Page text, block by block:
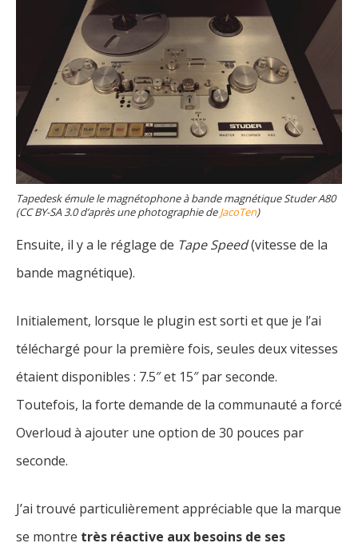
Tapedesk émule le magnétophone à bande magnétique Studer A80
(CC BY-SA 3.0 d’après une photographie deJacoTen)
Ensuite, il y a le réglage de Tape Speed(vitesse de la
bande magnétique).
Initialement, lorsque le plugin est sorti et que je l’ai
téléchargé pour la première fois, seules deux vitesses
étaient disponibles : 7.5″ et 15″ par seconde.
Toutefois, la forte demande de la communauté a forcé
Overloud à ajouter une option de 30 pouces par
seconde.
J’ai trouvé particulièrement appréciable que la marque
se montre très réactive aux besoins de ses